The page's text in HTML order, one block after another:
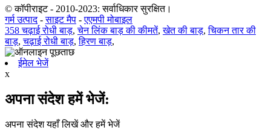
© कॉपीराइट - 2010-2023: सर्वाधिकार सुरक्षित।
गर्म उत्पाद-साइट मैप -एएमपी मोबाइल
358 चढ़ाई रोधी बाड़,चेन लिंक बाड़ की कीमतें,खेत की बाड़,चिकन तार की
बाड़,चढ़ाई रोधी बाड़,हिरण बाड़,
ईमेल भेजें
x
अपना संदेश हमें भेजें:
अपना संदेश यहाँ लिखें और हमें भेजें